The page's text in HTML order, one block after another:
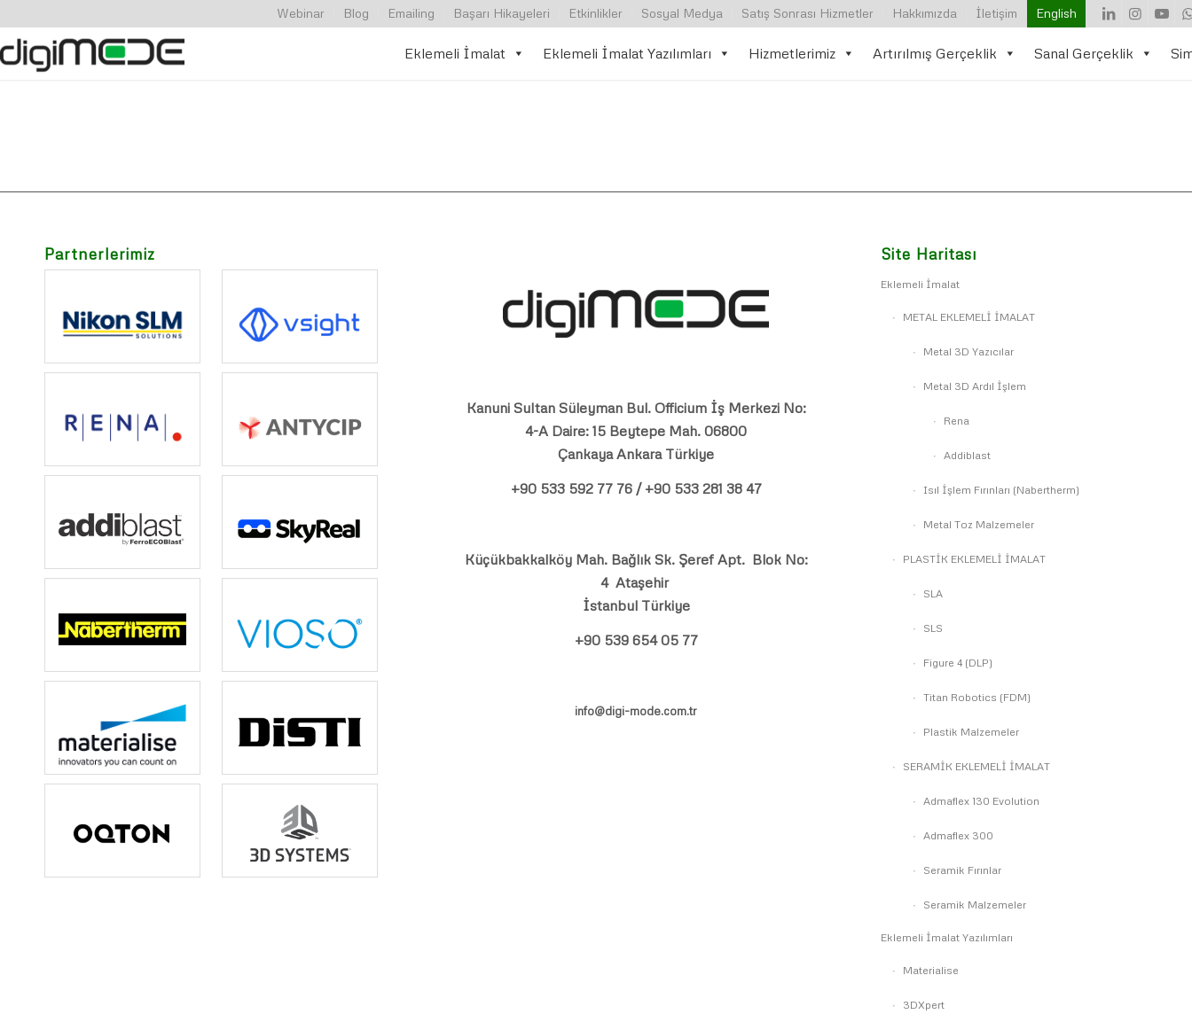
Webinar Blog Emailing Başarı Hikayeleri Etkinlikler Sosyal Medya Satış Sonrası Hizmetler Hakkımızda İletişim English
Eklemeli İmalat Eklemeli İmalat Yazılımları Hizmetlerimiz Artırılmış Gerçeklik Sanal Gerçeklik
Partnerlerimiz
Kanuni Sultan Süleyman Bul. Officium İş Merkezi No:
4-A Daire: 15 Beytepe Mah. 06800
Çankaya Ankara Türkiye
+90 533 592 77 76 / +90 533 281 38 47
Küçükbakkalköy Mah. Bağlık Sk. Şeref Apt. Blok No:
4 Ataşehir
İstanbul Türkiye
+90 539 654 05 77
info@digi-mode.com.tr
Site Haritası
Eklemeli İmalat
METAL EKLEMELİ İMALAT
Metal 3D Yazıcılar
Metal 3D Ardıl İşlem
Rena
Addiblast
Isıl İşlem Fırınları (Nabertherm)
Metal Toz Malzemeler
PLASTİK EKLEMELİ İMALAT
SLA
SLS
Figure 4 (DLP)
Titan Robotics (FDM)
Plastik Malzemeler
SERAMİK EKLEMELİ İMALAT
Admaflex 130 Evolution
Admaflex 300
Seramik Fırınlar
Seramik Malzemeler
Eklemeli İmalat Yazılımları
Materialise
3DXpert